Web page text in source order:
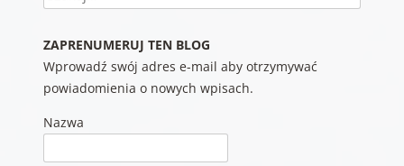
ZAPRENUMERUJ TEN BLOG
Wprowadź swój adres e-mail aby otrzymywać
powiadomienia o nowych wpisach.
Nazwa